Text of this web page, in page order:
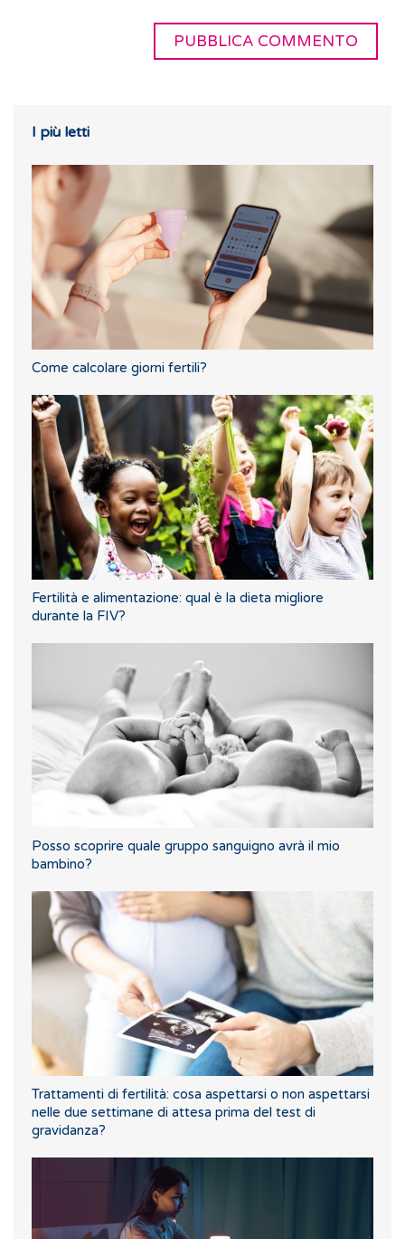
I più letti
Come calcolare giorni fertili?
Fertilità e alimentazione: qual è la dieta migliore
durante la FIV?
Posso scoprire quale gruppo sanguigno avrà il mio
bambino?
Trattamenti di fertilità: cosa aspettarsi o non aspettarsi
nelle due settimane di attesa prima del test di
gravidanza?